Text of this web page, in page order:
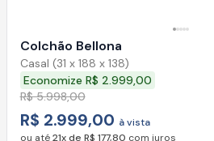
Colchão Bellona
Casal (31 x 188 x 138)
Economize R$ 2.999,00
R$ 5.998,00
R$ 2.999,00 à vista
ou até21x de R$ 177,80 com juros